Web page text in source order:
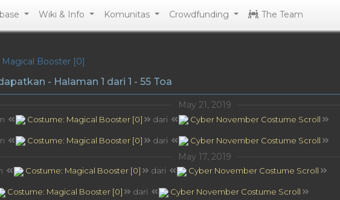
Wiki & Info Komunitas Crowdfunding The Team
Booster [0]
- Halaman 1 dari 1 - 55 Toa
May 21, 2019
Costume: Magical Booster [0] dari Cyber November Costume Scroll
Costume: Magical Booster [0] dari Cyber November Costume Scroll
May 17, 2019
Costume: Magical Booster [0] dari Cyber November Costume Scroll
Costume: Magical Booster [0] dari Cyber November Costume Scroll